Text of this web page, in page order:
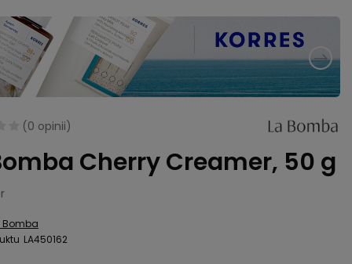
(0 opinii)
Cherry Creamer, 50 g
Bomba
LA450162